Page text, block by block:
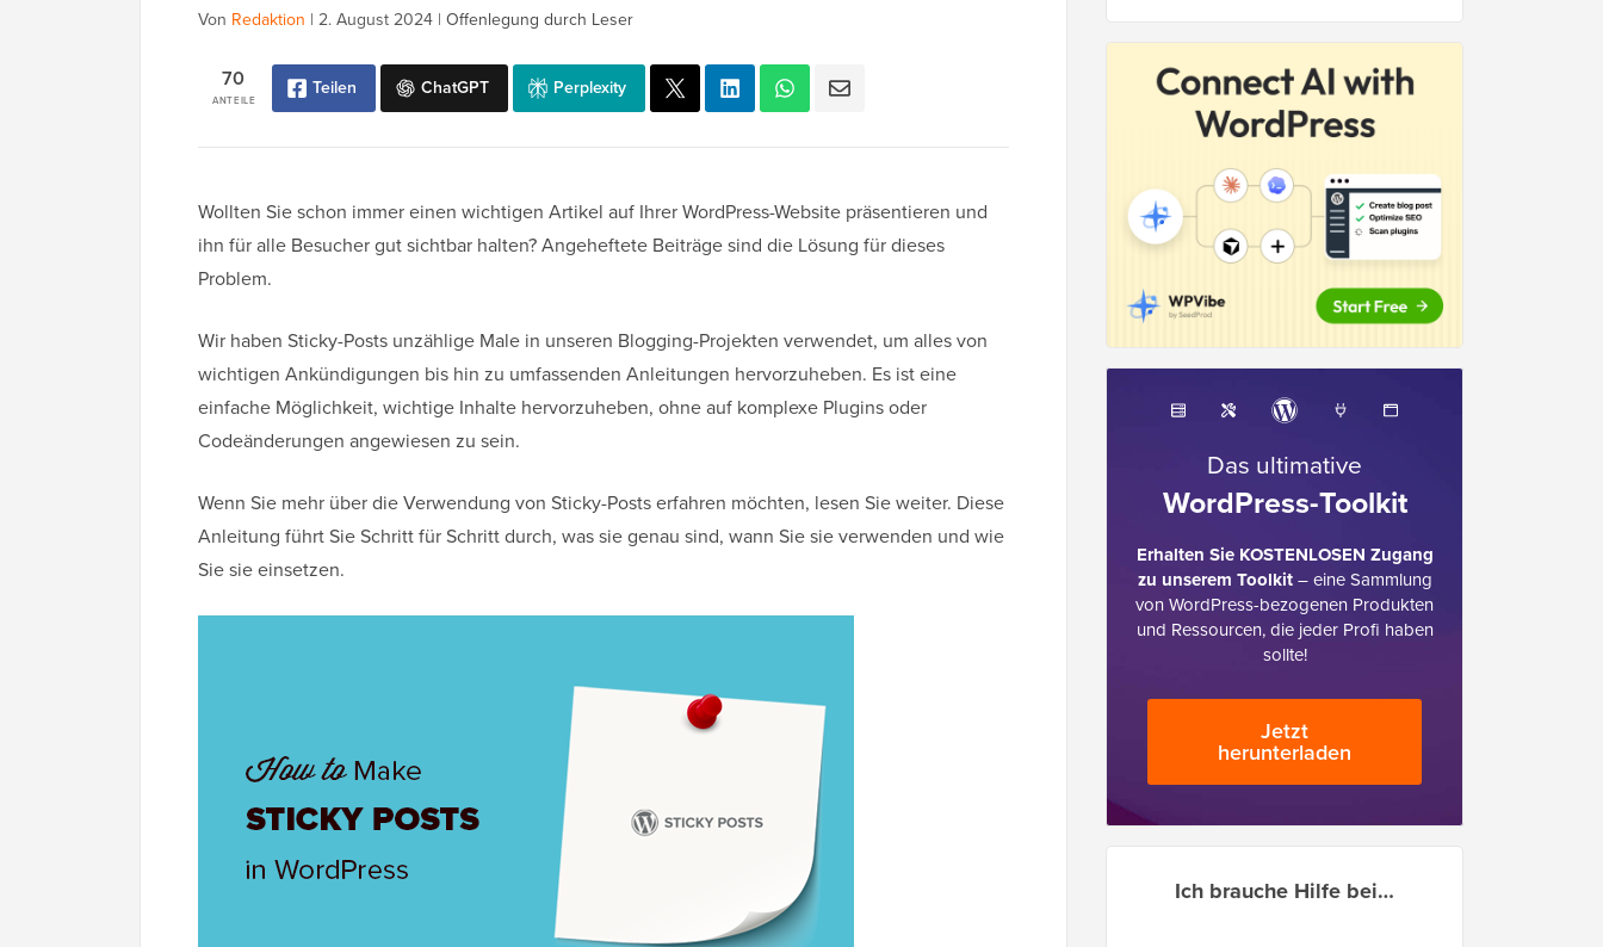
Von Redaktion | 2. August 2024 | Offenlegung durch Leser
ANTEILE
70 Teilen ChatGPT Perplexity
Wollten Sie schon immer einen wichtigen Artikel auf Ihrer WordPress-Website präsentieren und
ihn für alle Besucher gut sichtbar halten? Angeheftete Beiträge sind die Lösung für dieses
Problem.
Wir haben Sticky-Posts unzählige Male in unseren Blogging-Projekten verwendet, um alles von
wichtigen Ankündigungen bis hin zu umfassenden Anleitungen hervorzuheben. Es ist eine
einfache Möglichkeit, wichtige Inhalte hervorzuheben, ohne auf komplexe Plugins oder
Codeänderungen angewiesen zu sein.
Wenn Sie mehr über die Verwendung von Sticky-Posts erfahren möchten, lesen Sie weiter. Diese
Anleitung führt Sie Schritt für Schritt durch, was sie genau sind, wann Sie sie verwenden und wie
Sie sie einsetzen.
Das ultimative
WordPress-Toolkit
Erhalten Sie KOSTENLOSEN Zugang
zu unserem Toolkit– eine Sammlung
von WordPress-bezogenen Produkten
und Ressourcen, die jeder Profi haben
sollte!
Jetzt
herunterladen
Ich brauche Hilfe bei…